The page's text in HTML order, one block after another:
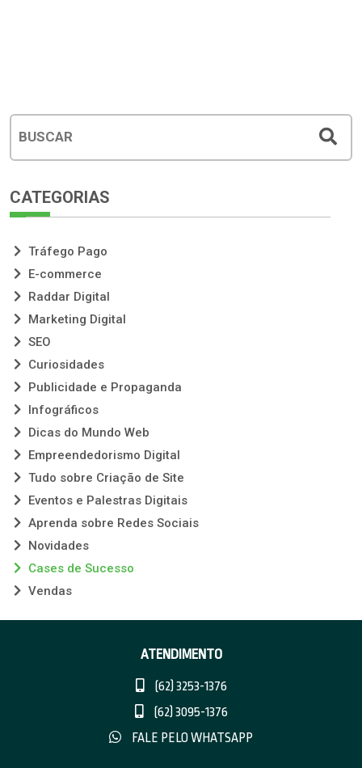
CATEGORIAS
Tráfego Pago
E-commerce
Raddar Digital
Marketing Digital
SEO
Curiosidades
Publicidade e Propaganda
Infográficos
Dicas do Mundo Web
Empreendedorismo Digital
Tudo sobre Criação de Site
Eventos e Palestras Digitais
Aprenda sobre Redes Sociais
Novidades
Cases de Sucesso
Vendas
ATENDIMENTO
(62) 3253-1376
(62) 3095-1376
FALE PELO WHATSAPP